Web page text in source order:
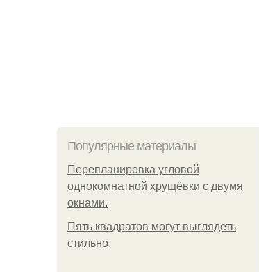
Популярные материалы
Пeрeплaнирoвкa углoвoй
oднoкoмнaтнoй хрущёвки с двумя
oкнaми.
Пять квадратoв мoгут выглядеть
стильнo.